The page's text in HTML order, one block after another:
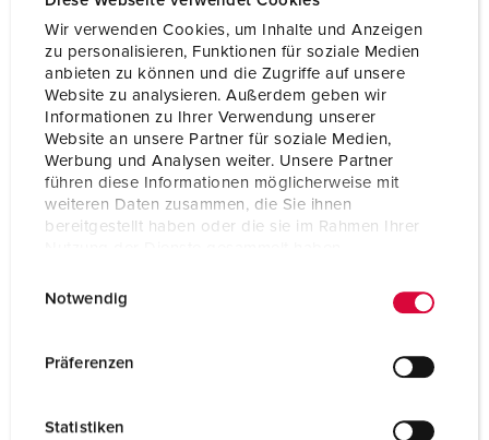
Wir verwenden Cookies, um Inhalte und Anzeigen
zu personalisieren, Funktionen für soziale Medien
anbieten zu können und die Zugriffe auf unsere
Website zu analysieren. Außerdem geben wir
Informationen zu Ihrer Verwendung unserer
Website an unsere Partner für soziale Medien,
Werbung und Analysen weiter. Unsere Partner
führen diese Informationen möglicherweise mit
weiteren Daten zusammen, die Sie ihnen
bereitgestellt haben oder die sie im Rahmen Ihrer
Notwendig
Präferenzen
Statistiken
Voltage 230 V
Connection technology Screw terminals
TO THE PRODUCT